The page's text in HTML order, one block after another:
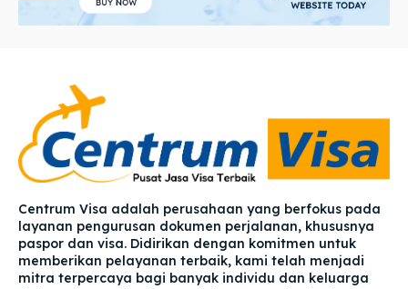
Centrum Visa adalah perusahaan yang berfokus pada
layanan pengurusan dokumen perjalanan, khususnya
paspor dan visa. Didirikan dengan komitmen untuk
memberikan pelayanan terbaik, kami telah menjadi
mitra terpercaya bagi banyak individu dan keluarga